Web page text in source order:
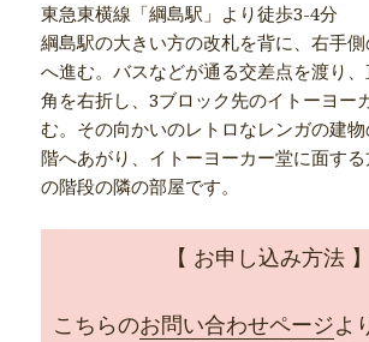
東急東横線「綱島駅」より徒歩3-4分
綱島駅の大きい方の改札を背に、右手
へ進む。バスなどが通る交差点を渡り
角を右折し、3ブロック先のイトーヨー
む。その向かいのレトロなレンガの建
階へあがり、イトーヨーカー堂に面す
の階段の隣の部屋です。
【 お申し込み方法 】
こちらのお問い合わせページよ